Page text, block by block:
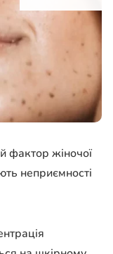
фактор жіночої
неприємності